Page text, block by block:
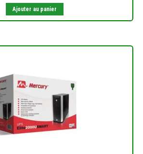
Ajouter au panier